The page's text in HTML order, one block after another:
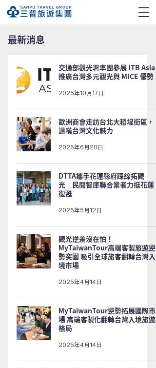
​最新消息
交通部觀光署率團參展 ITB Asia
推廣台灣多元觀光與 MICE 優勢
2025年10月17日
歐洲商會走訪台北大稻埕街區，
讚嘆台灣文化魅力
2025年6月20日
DTTA攜手花蓮縣府踩線拓觀
光 民間智庫聯合業者力挺花蓮
復甦
2025年5月12日
觀光逆差沒在怕！
MyTaiwanTour高端客製旅遊逆
勢突圍 吸引全球旅客翻轉台灣入
境市場
2025年4月14日
MyTaiwanTour逆勢拓展國際市
場 高端客製化翻轉台灣入境旅遊
格局
2025年4月14日